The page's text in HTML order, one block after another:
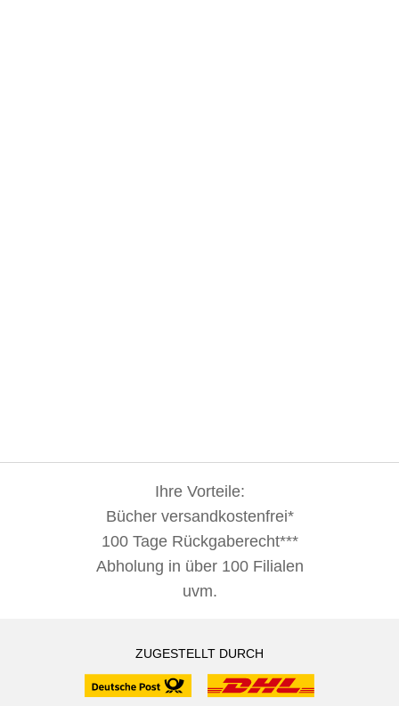
Ihre Vorteile:
Bücher versandkostenfrei*
100 Tage Rückgaberecht***
Abholung in über 100 Filialen
uvm.
ZUGESTELLT DURCH